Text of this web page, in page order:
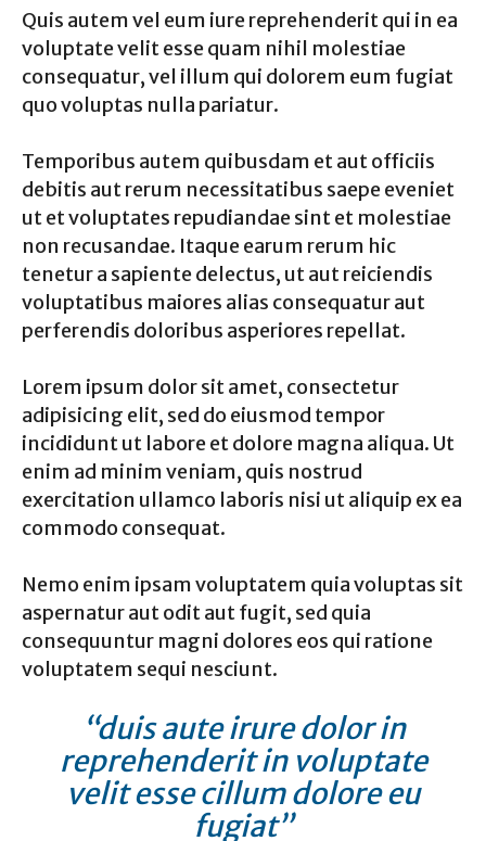
Quis autem vel eum iure reprehenderit qui in ea
voluptate velit esse quam nihil molestiae
consequatur, vel illum qui dolorem eum fugiat
quo voluptas nulla pariatur.
Temporibus autem quibusdam et aut officiis
debitis aut rerum necessitatibus saepe eveniet
ut et voluptates repudiandae sint et molestiae
non recusandae. Itaque earum rerum hic
tenetur a sapiente delectus, ut aut reiciendis
voluptatibus maiores alias consequatur aut
perferendis doloribus asperiores repellat.
Lorem ipsum dolor sit amet, consectetur
adipisicing elit, sed do eiusmod tempor
incididunt ut labore et dolore magna aliqua. Ut
enim ad minim veniam, quis nostrud
exercitation ullamco laboris nisi ut aliquip ex ea
commodo consequat.
Nemo enim ipsam voluptatem quia voluptas sit
aspernatur aut odit aut fugit, sed quia
consequuntur magni dolores eos qui ratione
voluptatem sequi nesciunt.
“duis aute irure dolor in
reprehenderit in voluptate
velit esse cillum dolore eu
fugiat”